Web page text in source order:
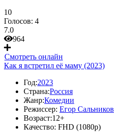
10
Голосов: 4
7.0
964
Смотреть онлайн
Как я встретил её маму (2023)
Год:2023
Страна:Россия
Жанр:Комедии
Режиссер: Егор Сальников
Возраст:12+
Качество: FHD (1080p)